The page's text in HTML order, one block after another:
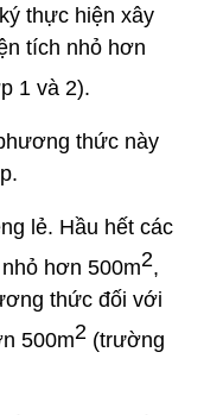
thực hiện xây
tích nhỏ hơn
1 và 2).
thức này
lẻ. Hầu hết các
hơn 500m2,
thức đối với
500m2 (trường